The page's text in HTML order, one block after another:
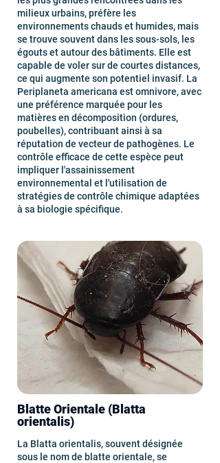
milieux urbains, préfère les
environnements chauds et humides, mais
se trouve souvent dans les sous-sols, les
égouts et autour des bâtiments. Elle est
capable de voler sur de courtes distances,
ce qui augmente son potentiel invasif. La
Periplaneta americana est omnivore, avec
une préférence marquée pour les
matières en décomposition (ordures,
poubelles), contribuant ainsi à sa
réputation de vecteur de pathogènes. Le
contrôle efficace de cette espèce peut
impliquer l'assainissement
environnemental et l'utilisation de
stratégies de contrôle chimique adaptées
à sa biologie spécifique.
Blatte Orientale (Blatta
orientalis)
La Blatta orientalis, souvent désignée
sous le nom de blatte orientale, se